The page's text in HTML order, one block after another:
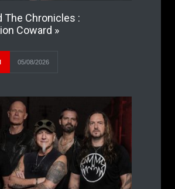
The Chronicles :
Coward »
05/08/2026